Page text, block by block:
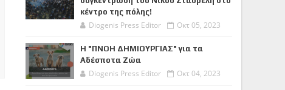
κέντρο της πόλης!
Diogenis Press Editor Οκτ 05, 2023
Η "ΠΝΟΗ ΔΗΜΙΟΥΡΓΙΑΣ" για τα
Αδέσποτα Ζώα
Diogenis Press Editor Οκτ 04, 2023